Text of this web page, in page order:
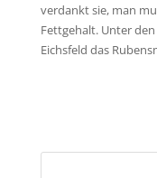
verdankt sie, man
Fettgehalt. Unter
Eichsfeld das